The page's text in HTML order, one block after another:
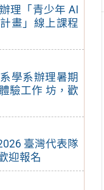
理「青少年 AI
畫」線上課程
學系辦理暑期
驗工作 坊，歡
臺灣代表隊
迎報名